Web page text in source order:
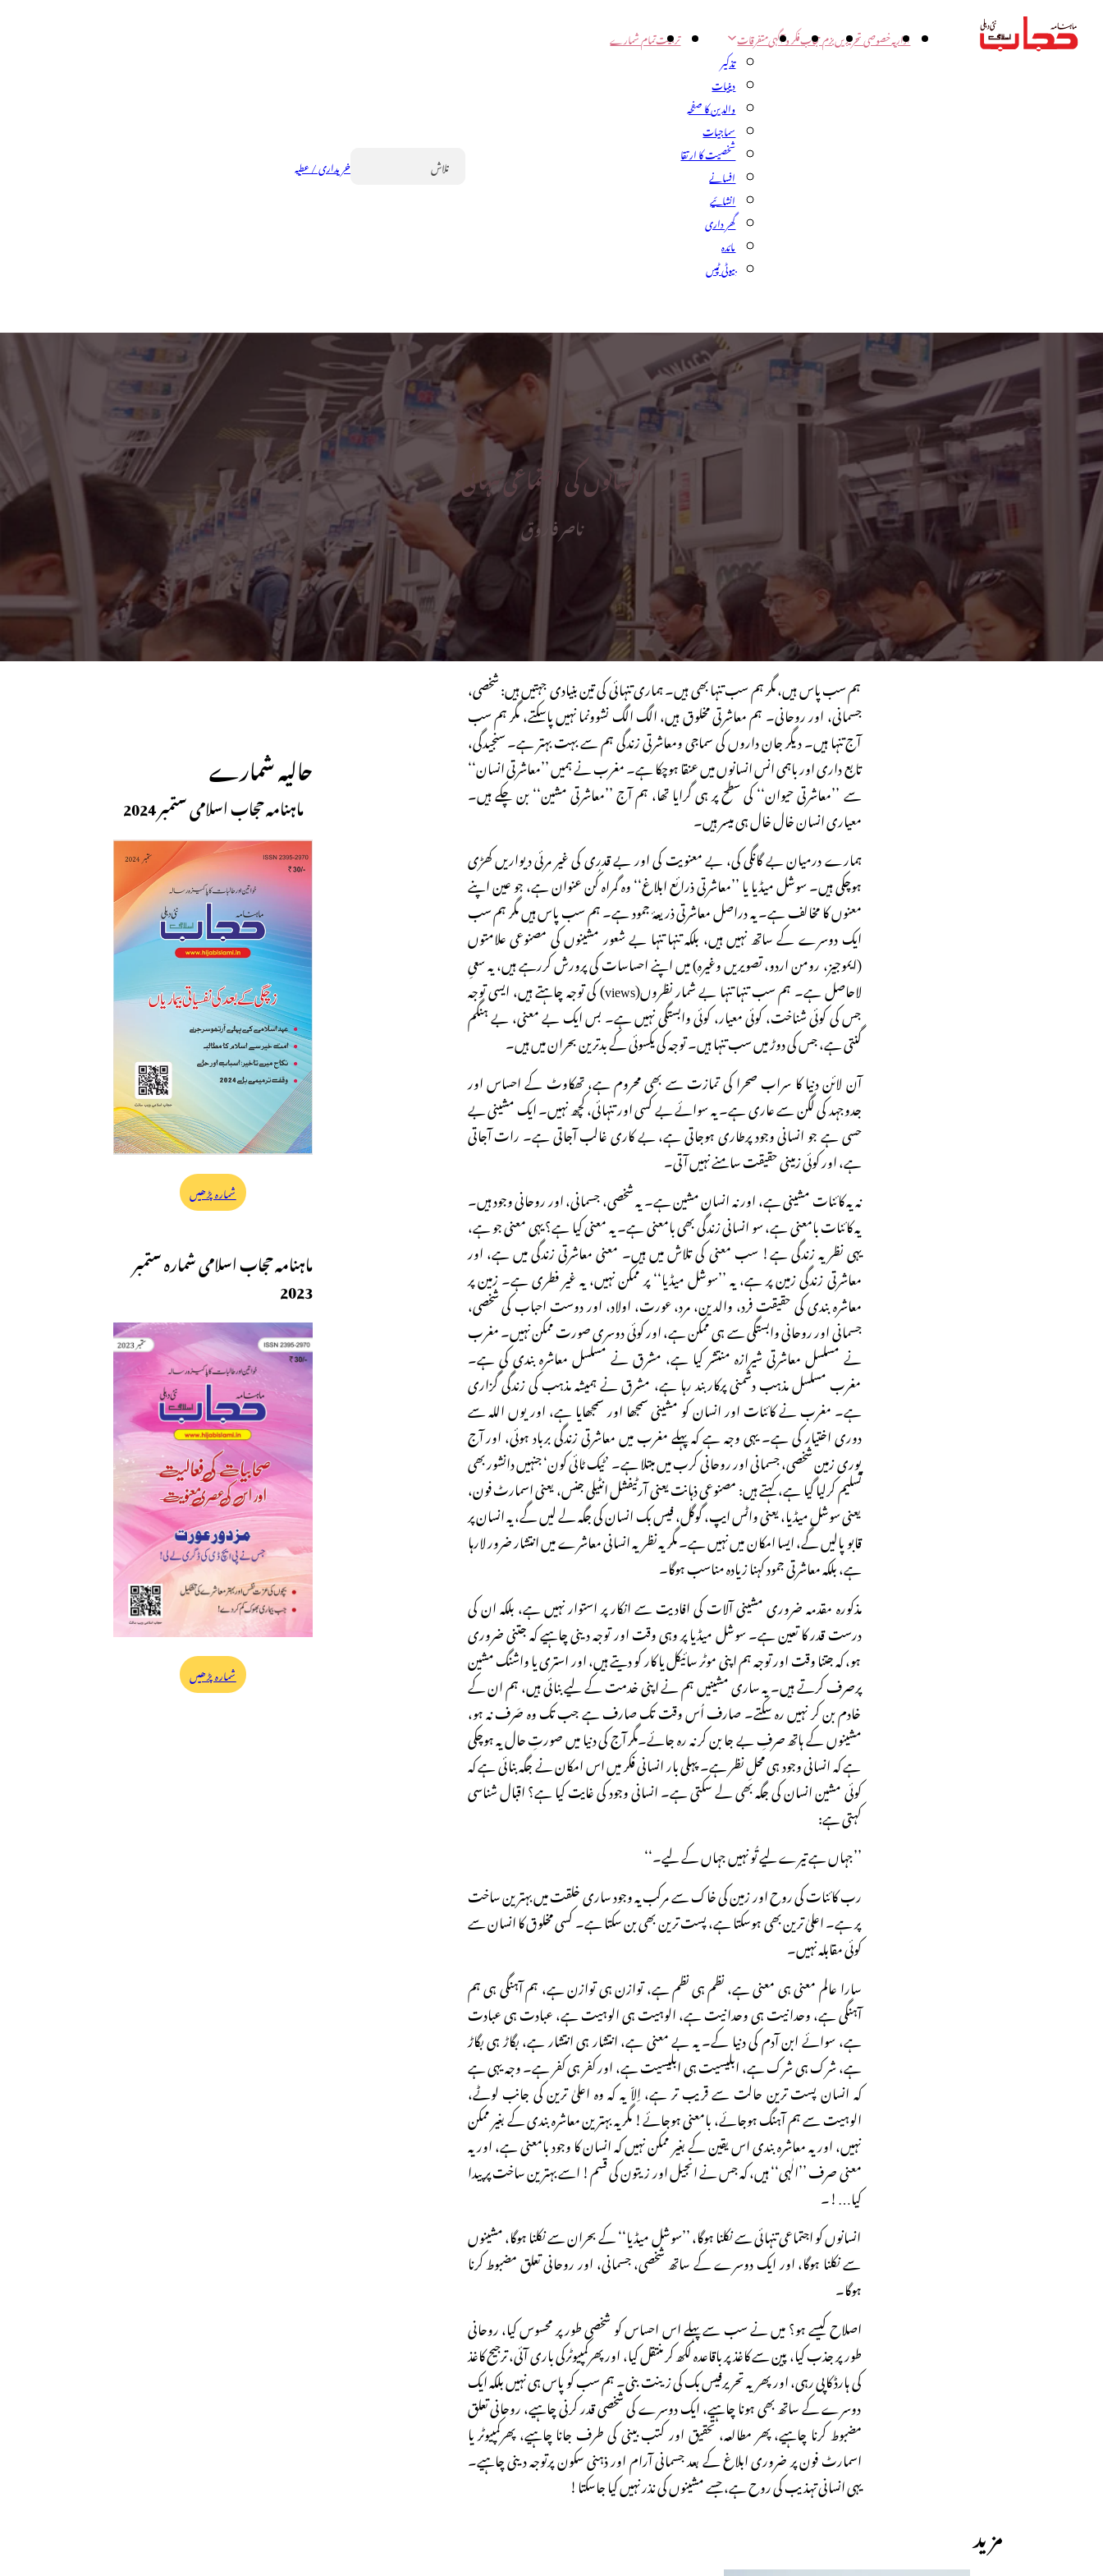
اداریہخصوصی تحریریںبزم حجابفکر و آگہیمتفرقات
تذکیر
دینیات
والدین کا صفحہ
سماجیات
شخصیت کا ارتقا
افسانے
انشائیے
گھر داری
مائدہ
بیوٹی ٹپس
تربیتتمام شمارے
Search خریداری / عطیہ
انسانوں کی اجتماعی تنہائی
ناصر فاروق
ہم سب پاس ہیں، مگر ہم سب تنہا بھی ہیں۔ ہماری تنہائی کی تین بنیادی جہتیں ہیں: شخصی،
جسمانی، اور روحانی۔ ہم معاشرتی مخلوق ہیں، الگ الگ نشوونما نہیں پاسکتے، مگر ہم سب
آج تنہا ہیں۔ دیگر جان داروں کی سماجی ومعاشرتی زندگی ہم سے بہت بہتر ہے۔ سنجیدگی،
تابع داری اور باہمی انس انسانوں میں عنقا ہوچکا ہے۔ مغرب نے ہمیں ’’معاشرتی انسان‘‘
سے ’’معاشرتی حیوان‘‘ کی سطح پر ہی گرایا تھا، ہم آج ’’معاشرتی مشین‘‘ بن چکے ہیں۔
معیاری انسان خال خال ہی میسر ہیں۔
ہمارے درمیان بے گانگی کی، بے معنویت کی اور بے قدری کی غیر مرئی دیواریں کھڑی
ہوچکی ہیں۔ سوشل میڈیا یا ’’معاشرتی ذرائع ابلاغ‘‘ وہ گمراہ کُن عنوان ہے، جو عین اپنے
معنوں کا مخالف ہے۔ یہ دراصل معاشرتی ذریعۂ جمود ہے۔ ہم سب پاس ہیں مگر ہم سب
ایک دوسرے کے ساتھ نہیں ہیں، بلکہ تنہا تنہا بے شعور مشینوں کی مصنوعی علامتوں
(ایموجیز، رومن اردو، تصویریں وغیرہ) میں اپنے احساسات کی پرورش کررہے ہیں، یہ سعیِ
لاحاصل ہے۔ ہم سب تنہا تنہا بے شمار نظروں(views) کی توجہ چاہتے ہیں، ایسی توجہ
جس کی کوئی شناخت، کوئی معیار، کوئی وابستگی نہیں ہے۔ بس ایک بے معنی، بے ہنگم
گنتی ہے، جس کی دوڑ میں سب تنہا ہیں۔ توجہ کی یکسوئی کے بدترین بحران میں ہیں۔
آن لائن دنیا کا سراب صحرا کی تمازت سے بھی محروم ہے، تھکاوٹ کے احساس اور
جدوجہد کی لگن سے عاری ہے۔ یہ سوائے بے کسی اور تنہائی، کچھ نہیں۔ ایک مشینی بے
حسی ہے جو انسانی وجود پرطاری ہوجاتی ہے، بے کاری غالب آجاتی ہے۔ رات آجاتی
ہے، اور کوئی زمینی حقیقت سامنے نہیں آتی۔
نہ یہ کائنات مشینی ہے، اور نہ انسان مشین ہے۔ یہ شخصی، جسمانی، اور روحانی وجود ہیں۔
یہ کائنات بامعنی ہے، سو انسانی زندگی بھی بامعنی ہے۔ یہ معنی کیا ہے؟ یہی معنی جو ہے،
یہی نظریہ زندگی ہے! سب معنی کی تلاش میں ہیں۔ معنی معاشرتی زندگی میں ہے، اور
معاشرتی زندگی زمین پر ہے، یہ ’’سوشل میڈیا‘‘ پر ممکن نہیں، یہ غیر فطری ہے۔ زمین پر
معاشرہ بندی کی حقیقت فرد، والدین، مرد، عورت، اولاد، اور دوست احباب کی شخصی،
جسمانی اور روحانی وابستگی سے ہی ممکن ہے، اور کوئی دوسری صورت ممکن نہیں۔ مغرب
نے مسلسل معاشرتی شیرازہ منتشر کیا ہے، مشرق نے مسلسل معاشرہ بندی کی ہے۔
مغرب مسلسل مذہب دشمنی پرکاربند رہا ہے، مشرق نے ہمیشہ مذہب کی زندگی گزاری
ہے۔ مغرب نے کائنات اور انسان کو مشینی سمجھا اور سمجھایا ہے، اور یوں اللہ سے
دوری اختیار کی ہے۔ یہی وجہ ہے کہ پہلے مغرب میں معاشرتی زندگی برباد ہوئی، اور آج
پوری زمین شخصی، جسمانی اور روحانی کرب میں مبتلا ہے۔ ’ٹیک ٹائی کون‘ جنہیں دانشور بھی
تسلیم کرلیا گیا ہے، کہتے ہیں: مصنوعی ذہانت یعنی آرٹیفشل انٹیلی جنس، یعنی اسمارٹ فون،
یعنی سوشل میڈیا، یعنی واٹس ایپ، گوگل، فیس بک انسان کی جگہ لے لیں گے، یہ انسان پر
قابو پالیں گے، ایسا امکان میں نہیں ہے۔ مگر یہ نظریہ انسانی معاشرے میں انتشار ضرور لارہا
ہے، بلکہ معاشرتی جمود کہنا زیادہ مناسب ہوگا۔
مذکورہ مقدمہ ضروری مشینی آلات کی افادیت سے انکار پر استوار نہیں ہے، بلکہ ان کی
درست قدر کا تعین ہے۔ سوشل میڈیا پر وہی وقت اور توجہ دینی چاہیے کہ جتنی ضروری
ہو، کہ جتنا وقت اور توجہ ہم اپنی موٹر سائیکل یا کار کو دیتے ہیں، اور استری یا واشنگ مشین
پرصرف کرتے ہیں۔ یہ ساری مشینیں ہم نے اپنی خدمت کے لیے بنائی ہیں، ہم ان کے
خادم بن کر نہیں رہ سکتے۔ صارف اُس وقت تک صارف ہے جب تک وہ صَرف نہ ہو،
مشینوں کے ہاتھ صرفِ بے جا بن کر نہ رہ جائے۔مگر آج کی دنیا میں صورتِ حال یہ ہوچکی
ہے کہ انسانی وجود ہی محلِ نظر ہے۔ پہلی بار انسانی فکر میں اس امکان نے جگہ بنائی ہے کہ
کوئی مشین انسان کی جگہ بھی لے سکتی ہے۔ انسانی وجود کی غایت کیا ہے؟ اقبال شناسی
کہتی ہے:
’’جہاں ہے تیرے لیے تُو نہیں جہاں کے لیے۔‘‘
رب کائنات کی روح اور زمین کی خاک سے مرکب یہ وجود ساری خلقت میں بہترین ساخت
پر ہے۔ اعلیٰ ترین بھی ہوسکتا ہے، پست ترین بھی بن سکتا ہے۔ کسی مخلوق کا انسان سے
کوئی مقابلہ نہیں۔
سارا عالم معنی ہی معنی ہے، نظم ہی نظم ہے، توازن ہی توازن ہے، ہم آہنگی ہی ہم
آہنگی ہے، وحدانیت ہی وحدانیت ہے، الوہیت ہی الوہیت ہے، عبادت ہی عبادت
ہے، سوائے ابن آدم کی دنیا کے۔ یہ بے معنی ہے، انتشار ہی انتشار ہے، بگاڑ ہی بگاڑ
ہے، شرک ہی شرک ہے، ابلیسیت ہی ابلیسیت ہے، اور کفر ہی کفر ہے۔ وجہ یہی ہے
کہ انسان پست ترین حالت سے قریب تر ہے، اِلاّ یہ کہ وہ اعلیٰ ترین کی جانب لوٹے،
الوہیت سے ہم آہنگ ہوجائے، بامعنی ہوجائے! مگر یہ بہترین معاشرہ بندی کے بغیر ممکن
نہیں، اور یہ معاشرہ بندی اس یقین کے بغیر ممکن نہیں کہ انسان کا وجود بامعنی ہے، اور یہ
معنی صرف ’’الٰہی‘‘ ہیں، کہ جس نے انجیل اور زیتون کی قسم! اسے بہترین ساخت پر پیدا
کیا…!۔
انسانوں کو اجتماعی تنہائی سے نکلنا ہوگا، ’’سوشل میڈیا‘‘ کے بحران سے نکلنا ہوگا، مشینوں
سے نکلنا ہوگا، اور ایک دوسرے کے ساتھ شخصی، جسمانی، اور روحانی تعلق مضبوط کرنا
ہوگا۔
اصلاح کیسے ہو؟ میں نے سب سے پہلے اس احساس کو شخصی طور پر محسوس کیا، روحانی
طور پر جذب کیا، پین سے کاغذ پر باقاعدہ لکھ کر منتقل کیا، اور پھرکمپیوٹرکی باری آئی، ترجیح کاغذ
کی ہارڈ کاپی رہی، اور پھریہ تحریرفیس بک کی زینت بنی۔ ہم سب کو پاس ہی نہیں بلکہ ایک
دوسرے کے ساتھ بھی ہونا چاہیے، ایک دوسرے کی شخصی قدر کرنی چاہیے، روحانی تعلق
مضبوط کرنا چاہیے، پھر مطالعہ، تحقیق اور کتب بینی کی طرف جانا چاہیے، پھرکمپیوٹر یا
اسمارٹ فون پر ضروری ابلاغ کے بعد جسمانی آرام اور ذہنی سکون پرتوجہ دینی چاہیے۔
یہی انسانی تہذیب کی روح ہے، جسے مشینوں کی نذر نہیں کیا جاسکتا!
مزید
حالیہ شمارے
ماہنامہ حجاب اسلامی ستمبر 2024
شمارہ پڑھیں
ماہنامہ حجاب اسلامی شمارہ ستمبر
2023
شمارہ پڑھیں